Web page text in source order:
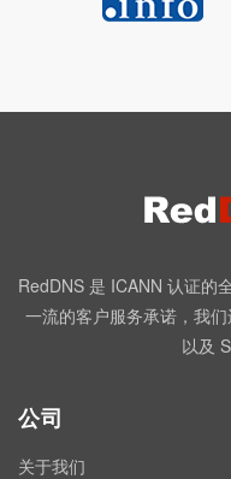
RedDNS 是 ICANN 认证的
一流的客户服务承诺，我
以及
公司
关于我们